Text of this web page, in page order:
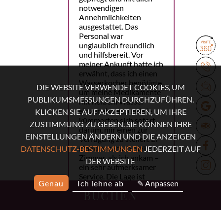
BUCHEN
notwendigen
Annehmlichkeiten
ausgestattet. Das
Personal war
unglaublich freundlich
und hilfsbereit. Vor
meiner Ankunft hatte ich
erwähnt, dass ich einen
Wasserkocher benötigte,
um meine Medikamente
mit heißem Wasser
einzunehmen, und sie
kümmerten sich sofort
darum, mir einen zur
Verfügung zu stellen. Er
stand bereits in meinem
Zimmer, als ich ankam –
ein sehr aufmerksamer
Service. Die Lage ist
perfekt. Die U-Bahn ist
nur eine Minute
DIE WEBSITE VERWENDET COOKIES, UM
PUBLIKUMSMESSUNGEN DURCHZUFÜHREN.
KLICKEN SIE AUF AKZEPTIEREN, UM IHRE
ZUSTIMMUNG ZU GEBEN. SIE KÖNNEN IHRE
EINSTELLUNGEN ÄNDERN UND DIE ANZEIGEN
DATENSCHUTZ-BESTIMMUNGENJEDERZEIT AUF
DER WEBSITE
Genau Ich lehne ab ✎ Anpassen